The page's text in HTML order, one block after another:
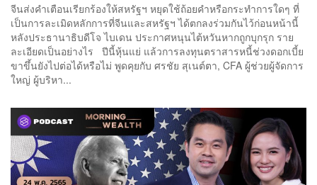
จีนส่งคำเตือนเรียกร้องให้สหรัฐฯ หยุดใช้ถ้อยคำหรือกระทำการใดๆ ที่
เป็นการละเมิดหลักการที่จีนและสหรัฐฯ ได้ตกลงร่วมกันไว้ก่อนหน้านี้
หลังประธานาธิบดีโจ ไบเดน ประกาศหนุนไต้หวันหากถูกบุกรุก ราย
ละเอียดเป็นอย่างไร ปีนี้หุ้นแย่ แล้วการลงทุนตราสารหนี้ช่วงดอกเบี้ย
ขาขึ้นยังไปต่อได้หรือไม่ พูดคุยกับ ศรชัย สุเนต์ตา, CFA ผู้ช่วยผู้จัดการ
ใหญ่ ผู้บริหา...